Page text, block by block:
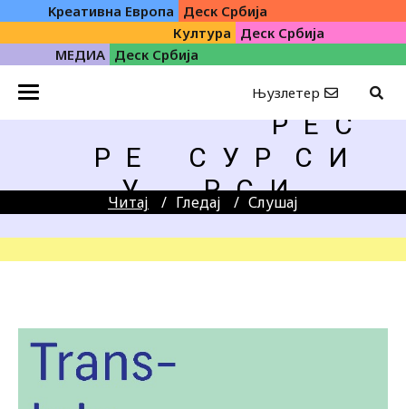
Kреативна Eвропа Деск Србија
Култура Деск Србија
МЕДИА Деск Србија
Њузлетер
Р Е С
Р Е
С У Р
С И
У
Р С И
Читај Гледај Слушај